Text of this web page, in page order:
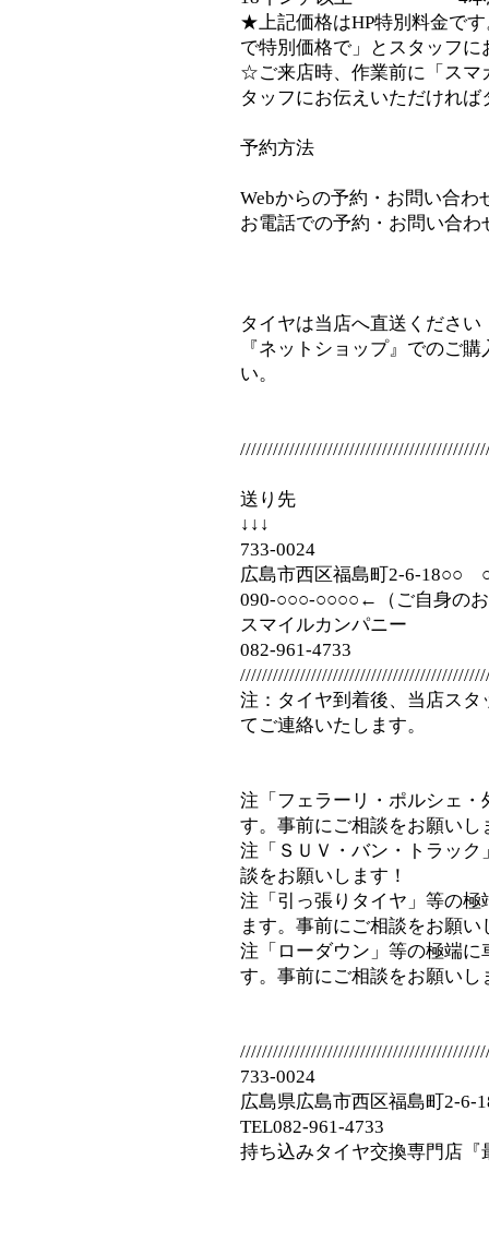
★上記価格はHP特別料金で
で特別価格で」とスタッフに
☆ご来店時、作業前に「スマ
タッフにお伝えいただけれ
予約方法
Webからの予約・お問い合
お電話での予約・お問い合
タイヤは当店へ直送ください
『ネットショップ』でのご
い。
送り先
↓↓↓
733-0024
広島市西区福島町2-6-18○○
090‐○○○-○○○○←（ご自身の
スマイルカンパニー
082-961-4733
注：タイヤ到着後、当店ス
てご連絡いたします。
注「フェラーリ・ポルシェ
す。事前にご相談をお願いし
注「ＳＵＶ・バン・トラッ
談をお願いします！
注「引っ張りタイヤ」等の
ます。事前にご相談をお願い
注「ローダウン」等の極端
す。事前にご相談をお願いし
733-0024
広島県広島市西区福島町2-6-
TEL082-961-4733
持ち込みタイヤ交換専門店『